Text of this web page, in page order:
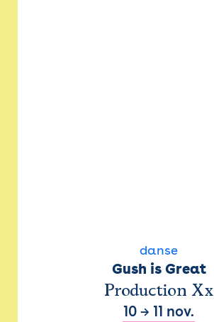
danse
Gush is Great
Production Xx
10 → 11 nov.